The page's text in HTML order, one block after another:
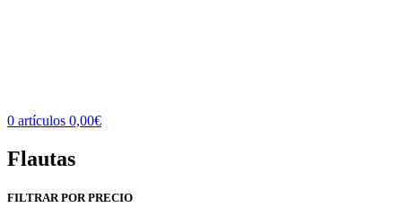
0 artículos 0,00€
Flautas
FILTRAR POR PRECIO